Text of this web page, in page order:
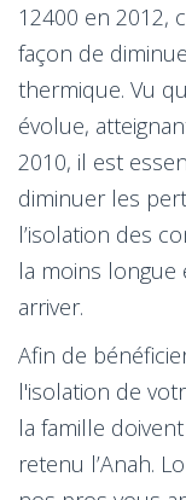
12400 en 2012,
façon de
thermique. Vu
évolue,
2010, il est
diminuer les
l’isolation des
la moins longue
arriver.
Afin de
l'isolation de
la famille
retenu l’Anah.